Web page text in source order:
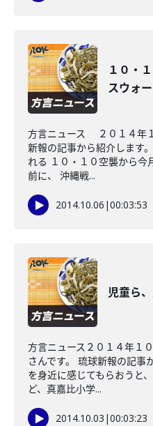
１０・
スウォ
方言ニュース ２０１４年
新報の記事から紹介します
れる １０・１０空襲から今
前に、 沖縄戦...
2014.10.06 |00:03:53
児童ら
方言ニュース２０１４年１
さんです。 琉球新報の記事
を身近に感じてもらおうと
ど、真嘉比小学...
2014.10.03 |00:03:23